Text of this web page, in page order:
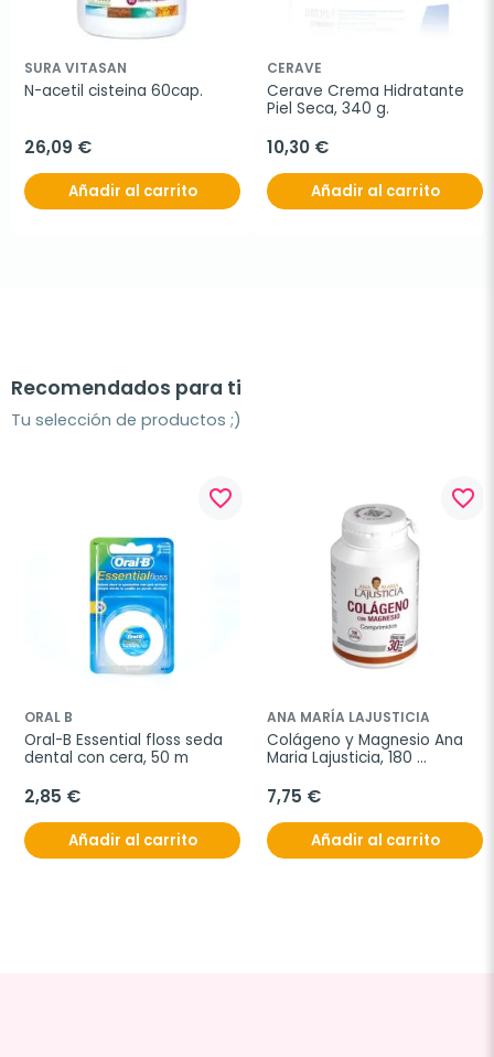
SURA VITASAN
N-acetil cisteina 60cap.
26,09 €
Añadir al carrito
CERAVE
Cerave Crema Hidratante
Piel Seca, 340 g.
10,30 €
Añadir al carrito
Recomendados para ti
Tu selección de productos ;)
favorite_border
ORAL B
Oral-B Essential floss seda
dental con cera, 50 m
2,85 €
Añadir al carrito
favorite_border
ANA MARÍA LAJUSTICIA
Colágeno y Magnesio Ana
Maria Lajusticia, 180
7,75 €
Añadir al carrito